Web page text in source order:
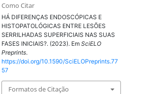
Como Citar
HÁ DIFERENÇAS ENDOSCÓPICAS E
HISTOPATOLÓGICAS ENTRE LESÕES
SERRILHADAS SUPERFICIAIS NAS SUAS
FASES INICIAIS?. (2023). EmSciELO
Preprints.
https://doi.org/10.1590/SciELOPreprints.77
57
Formatos de Citação